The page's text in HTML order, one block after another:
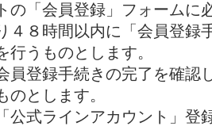
の「会員登録」フォームに
４８時間以内に「会員登録
行うものとします。
員登録手続きの完了を確認
のとします。
公式ラインアカウント」登